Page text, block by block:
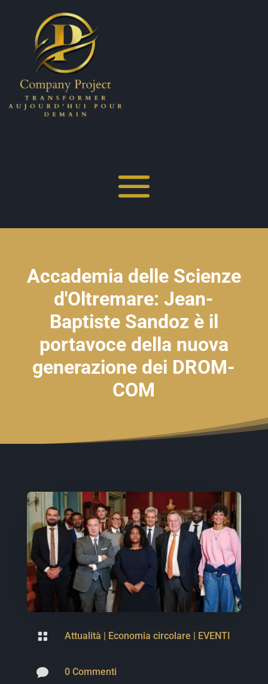
Accademia delle Scienze
d'Oltremare: Jean-
Baptiste Sandoz è il
portavoce della nuova
generazione dei DROM-
COM
 Attualità Economia circolare EVENTI
 0 Commenti